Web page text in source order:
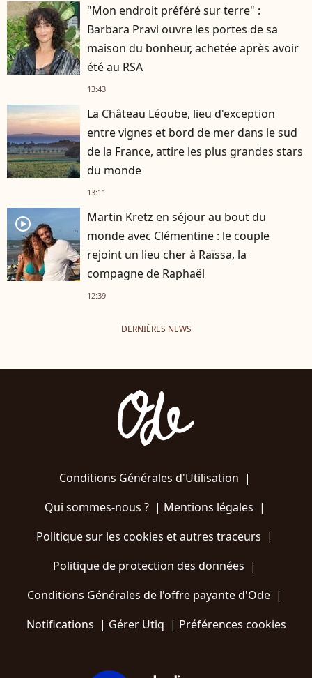
"Mon endroit préféré sur terre" :
Barbara Pravi ouvre les portes de sa
maison du bonheur, achetée après avoir
été au RSA
13:43
La Château Léoube, lieu d'exception
entre vignes et bord de mer dans le sud
de la France, attire les plus grandes stars
du monde
13:11
player2
Martin Kretz en séjour au bout du
monde avec Clémentine : le couple
rejoint un lieu cher à Raïssa, la
compagne de Raphaël
12:39
DERNIÈRES NEWS
Conditions Générales d'Utilisation |
Qui sommes-nous ?| Mentions légales |
Politique sur les cookies et autres traceurs |
Politique de protection des données |
Conditions Générales de l'offre payante d'Ode |
Notifications | Gérer Utiq | Préférences cookies